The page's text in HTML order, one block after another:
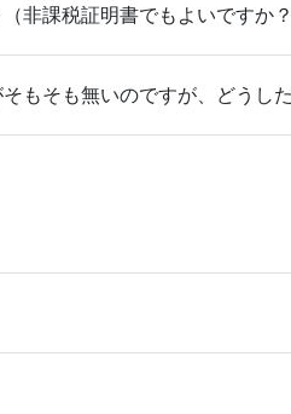
非課税証明書でもよいですか？
もそも無いのですが、どうし